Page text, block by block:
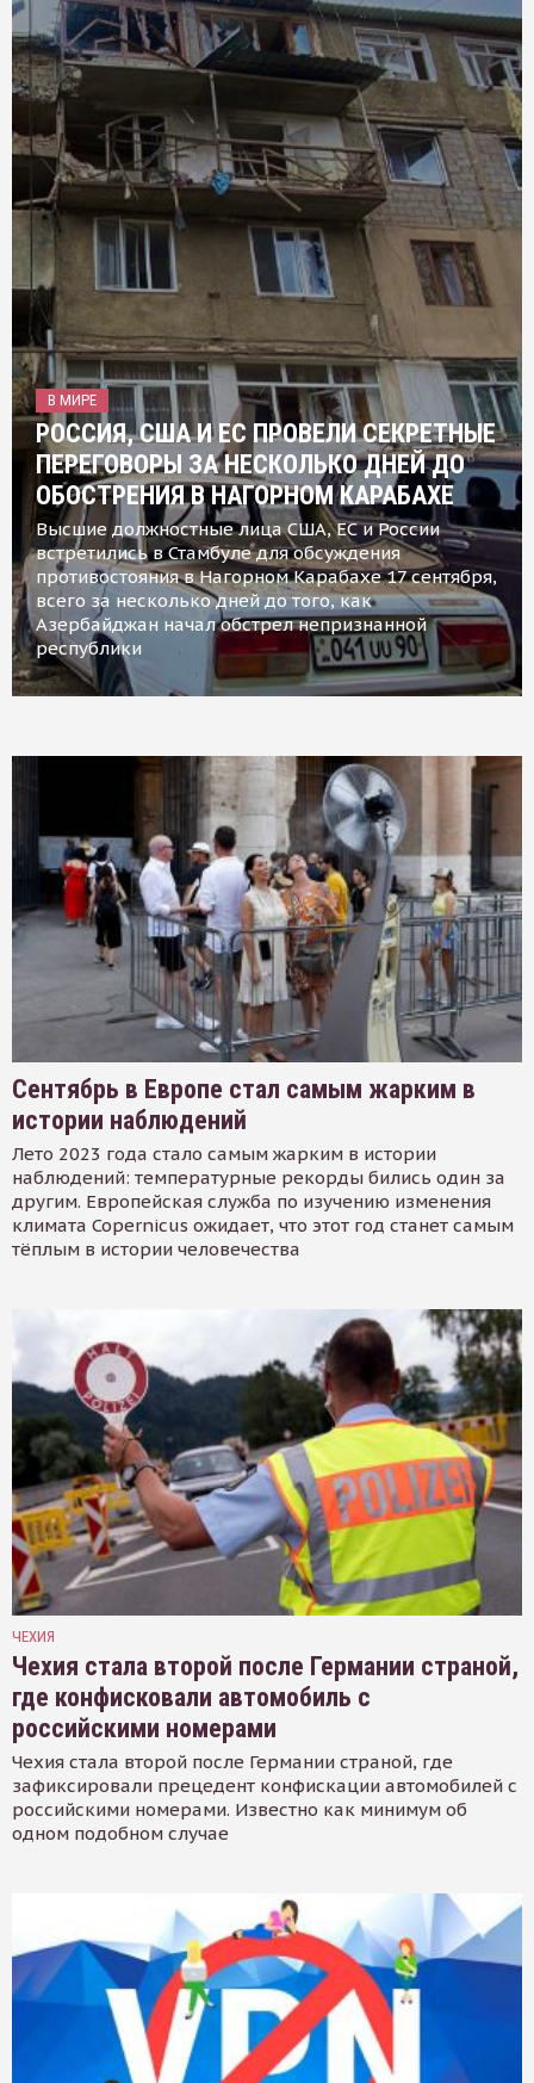
В МИРЕ
РОССИЯ, США И ЕС ПРОВЕЛИ СЕКРЕТНЫЕ
ПЕРЕГОВОРЫ ЗА НЕСКОЛЬКО ДНЕЙ ДО
ОБОСТРЕНИЯ В НАГОРНОМ КАРАБАХЕ
Высшие должностные лица США, ЕС и России
встретились в Стамбуле для обсуждения
противостояния в Нагорном Карабахе 17 сентября,
всего за несколько дней до того, как
Азербайджан начал обстрел непризнанной
республики
Сентябрь в Европе стал самым жарким в
истории наблюдений
Лето 2023 года стало самым жарким в истории
наблюдений: температурные рекорды бились один за
другим. Европейская служба по изучению изменения
климата Copernicus ожидает, что этот год станет самым
тёплым в истории человечества
ЧЕХИЯ
Чехия стала второй после Германии страной,
где конфисковали автомобиль с
российскими номерами
Чехия стала второй после Германии страной, где
зафиксировали прецедент конфискации автомобилей с
российскими номерами. Известно как минимум об
одном подобном случае